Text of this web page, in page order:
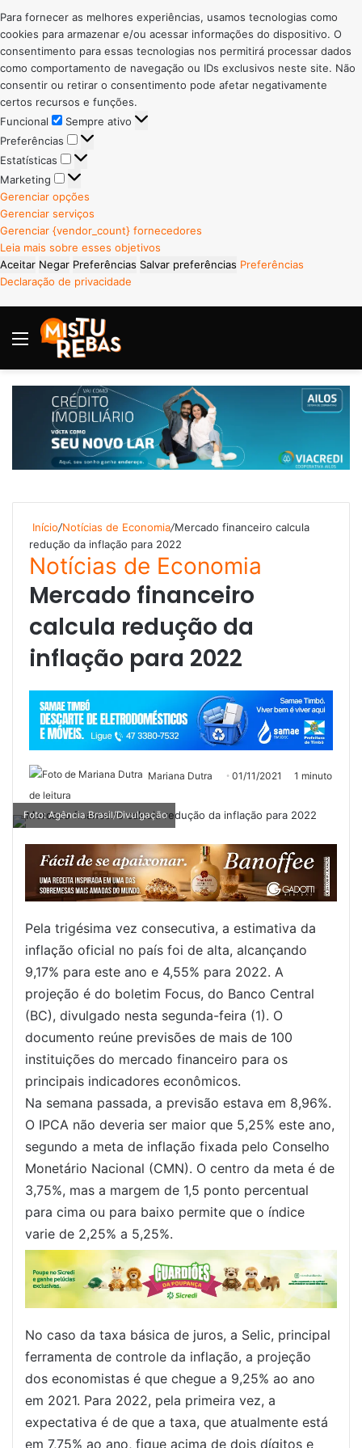
Para fornecer as melhores experiências, usamos tecnologias como
cookies para armazenar e/ou acessar informações do dispositivo. O
consentimento para essas tecnologias nos permitirá processar dados
como comportamento de navegação ou IDs exclusivos neste site. Não
consentir ou retirar o consentimento pode afetar negativamente
certos recursos e funções.
Funcional
Funcional
Sempre ativo
Preferências
Preferências
Estatísticas
Estatísticas
Marketing
Marketing
Gerenciar opções
Gerenciar serviços
Gerenciar {vendor_count} fornecedores
Leia mais sobre esses objetivos
Aceitar Negar Preferências Salvar preferências Preferências
Declaração de privacidade
Menu
Início/Notícias de Economia/Mercado financeiro calcula
redução da inflação para 2022
Notícias de Economia
Mercado financeiro
calcula redução da
inflação para 2022
Mariana Dutra 01/11/2021
1 minuto
de leitura
Foto: Agência Brasil/Divulgação
Pela trigésima vez consecutiva, a estimativa da
inflação oficial no país foi de alta, alcançando
9,17% para este ano e 4,55% para 2022. A
projeção é do boletim Focus, do Banco Central
(BC), divulgado nesta segunda-feira (1). O
documento reúne previsões de mais de 100
instituições do mercado financeiro para os
principais indicadores econômicos.
Na semana passada, a previsão estava em 8,96%.
O IPCA não deveria ser maior que 5,25% este ano,
segundo a meta de inflação fixada pelo Conselho
Monetário Nacional (CMN). O centro da meta é de
3,75%, mas a margem de 1,5 ponto percentual
para cima ou para baixo permite que o índice
varie de 2,25% a 5,25%.
No caso da taxa básica de juros, a Selic, principal
ferramenta de controle da inflação, a projeção
dos economistas é que chegue a 9,25% ao ano
em 2021. Para 2022, pela primeira vez, a
expectativa é de que a taxa, que atualmente está
em 7,75% ao ano, fique acima de dois dígitos e